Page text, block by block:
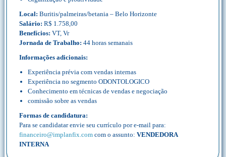
Local: Buritis/palmeiras/betania – Belo Horizonte
Salário: R$ 1.758,00
Benefícios: VT, Vr
Jornada de Trabalho: 44 horas semanais
Informações adicionais:
Experiência prévia com vendas internas
Experiência no segmento ODONTOLOGICO
Conhecimento em técnicas de vendas e negociação
comissão sobre as vendas
Formas de candidatura:
Para se candidatar envie seu currículo por e-mail para:
financeiro@implanfix.com com o assunto: VENDEDORA
INTERNA